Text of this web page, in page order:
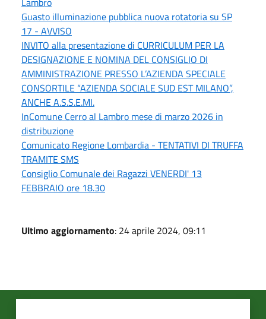
Guasto illuminazione pubblica nuova rotatoria su SP
17 - AVVISO
INVITO alla presentazione di CURRICULUM PER LA
DESIGNAZIONE E NOMINA DEL CONSIGLIO DI
AMMINISTRAZIONE PRESSO L’AZIENDA SPECIALE
CONSORTILE “AZIENDA SOCIALE SUD EST MILANO”,
ANCHE A.S.S.E.MI.
InComune Cerro al Lambro mese di marzo 2026 in
distribuzione
Comunicato Regione Lombardia - TENTATIVI DI TRUFFA
TRAMITE SMS
Consiglio Comunale dei Ragazzi VENERDI' 13
FEBBRAIO ore 18.30
Ultimo aggiornamento: 24 aprile 2024, 09:11